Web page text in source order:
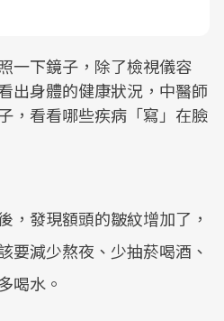
一下鏡子，除了檢視儀容
出身體的健康狀況，中醫師
，看看哪些疾病「寫」在臉
，發現額頭的皺紋增加了，
要減少熬夜、少抽菸喝酒、
喝水。